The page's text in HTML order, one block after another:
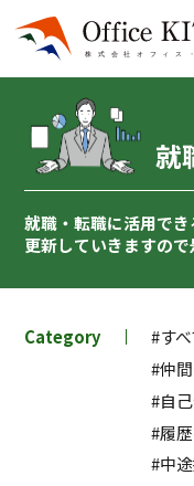
就
就職・転職に活用で
更新していきますので
Category #す
#仲
#自
#履
#中